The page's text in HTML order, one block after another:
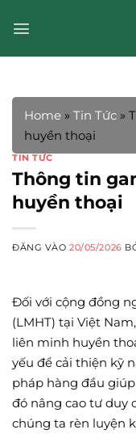
qua
Home » Tin Tức »
huyền thoại
TIN TỨC
Thông tin
huyền thoại
ĐĂNG VÀO20/05/2026
Đối với cộng đồng
(LMHT) tại Việt
liên minh huyền
yếu để cải thiện kỹ
pháp hàng đầu
đó nâng cao tư duy
chúng ta rèn luyện